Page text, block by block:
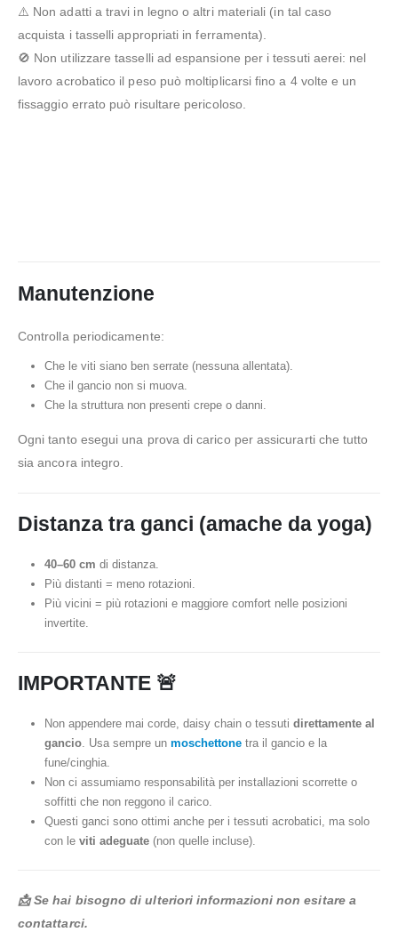
⚠️ Non adatti a travi in legno o altri materiali (in tal caso
acquista i tasselli appropriati in ferramenta).
🚫 Non utilizzare tasselli ad espansione per i tessuti aerei: nel
lavoro acrobatico il peso può moltiplicarsi fino a 4 volte e un
fissaggio errato può risultare pericoloso.
Manutenzione
Controlla periodicamente:
Che le viti siano ben serrate (nessuna allentata).
Che il gancio non si muova.
Che la struttura non presenti crepe o danni.
Ogni tanto esegui una prova di carico per assicurarti che tutto
sia ancora integro.
Distanza tra ganci (amache da yoga)
40–60 cm di distanza.
Più distanti = meno rotazioni.
Più vicini = più rotazioni e maggiore comfort nelle posizioni
invertite.
IMPORTANTE 🚨
Non appendere mai corde, daisy chain o tessuti direttamente al
gancio. Usa sempre un moschettone tra il gancio e la
fune/cinghia.
Non ci assumiamo responsabilità per installazioni scorrette o
soffitti che non reggono il carico.
Questi ganci sono ottimi anche per i tessuti acrobatici, ma solo
con le viti adeguate(non quelle incluse).
📩 Se hai bisogno di ulteriori informazioni non esitare a
contattarci.